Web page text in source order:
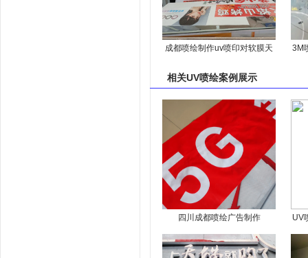
成都喷绘制作uv喷印对软膜天
3M
相关UV喷绘案例 展示
四川成都喷绘广告制作 UV